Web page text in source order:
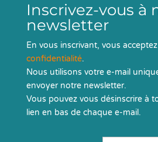
Inscrivez-vous à
newsletter
En vous inscrivant, vous
confidentialité.
Nous utilisons votre e-mail
envoyer notre newsletter.
Vous pouvez vous désinscrire à
lien en bas de chaque e-mail.